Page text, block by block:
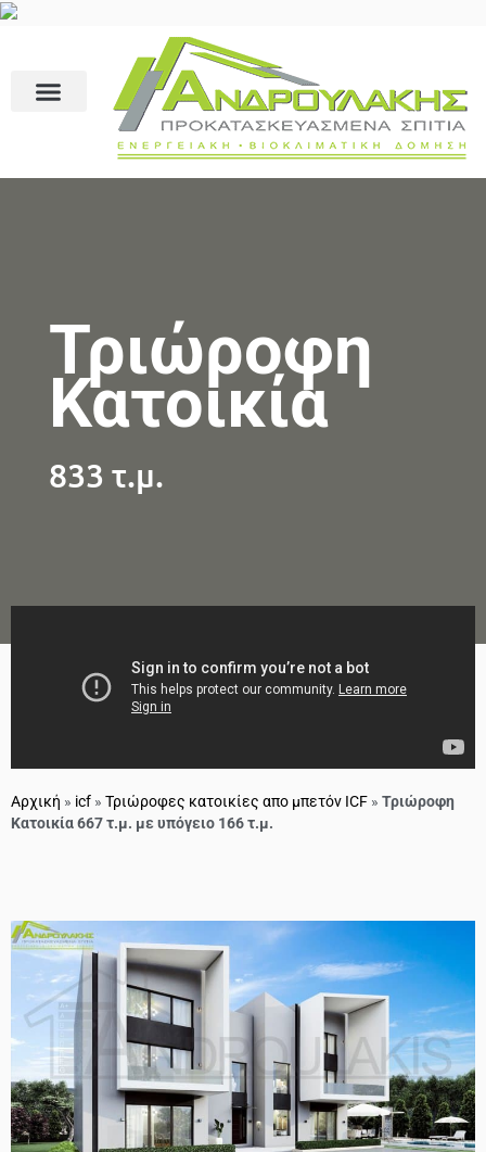
Τριώροφη
Κατοικία
833 τ.μ.
Αρχική » icf » Τριώροφες κατοικίες απο μπετόν ICF » Τριώροφη
Κατοικία 667 τ.μ. με υπόγειο 166 τ.μ.